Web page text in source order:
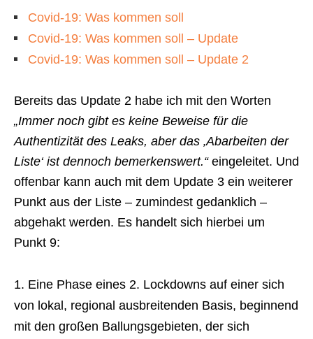
Covid-19: Was kommen soll
Covid-19: Was kommen soll – Update
Covid-19: Was kommen soll – Update 2
Bereits das Update 2 habe ich mit den Worten
„Immer noch gibt es keine Beweise für die
Authentizität des Leaks, aber das ‚Abarbeiten der
Liste‘ ist dennoch bemerkenswert.“eingeleitet. Und
offenbar kann auch mit dem Update 3 ein weiterer
Punkt aus der Liste – zumindest gedanklich –
abgehakt werden. Es handelt sich hierbei um
Punkt 9:
Eine Phase eines 2. Lockdowns auf einer sich
von lokal, regional ausbreitenden Basis, beginnend
mit den großen Ballungsgebieten, der sich